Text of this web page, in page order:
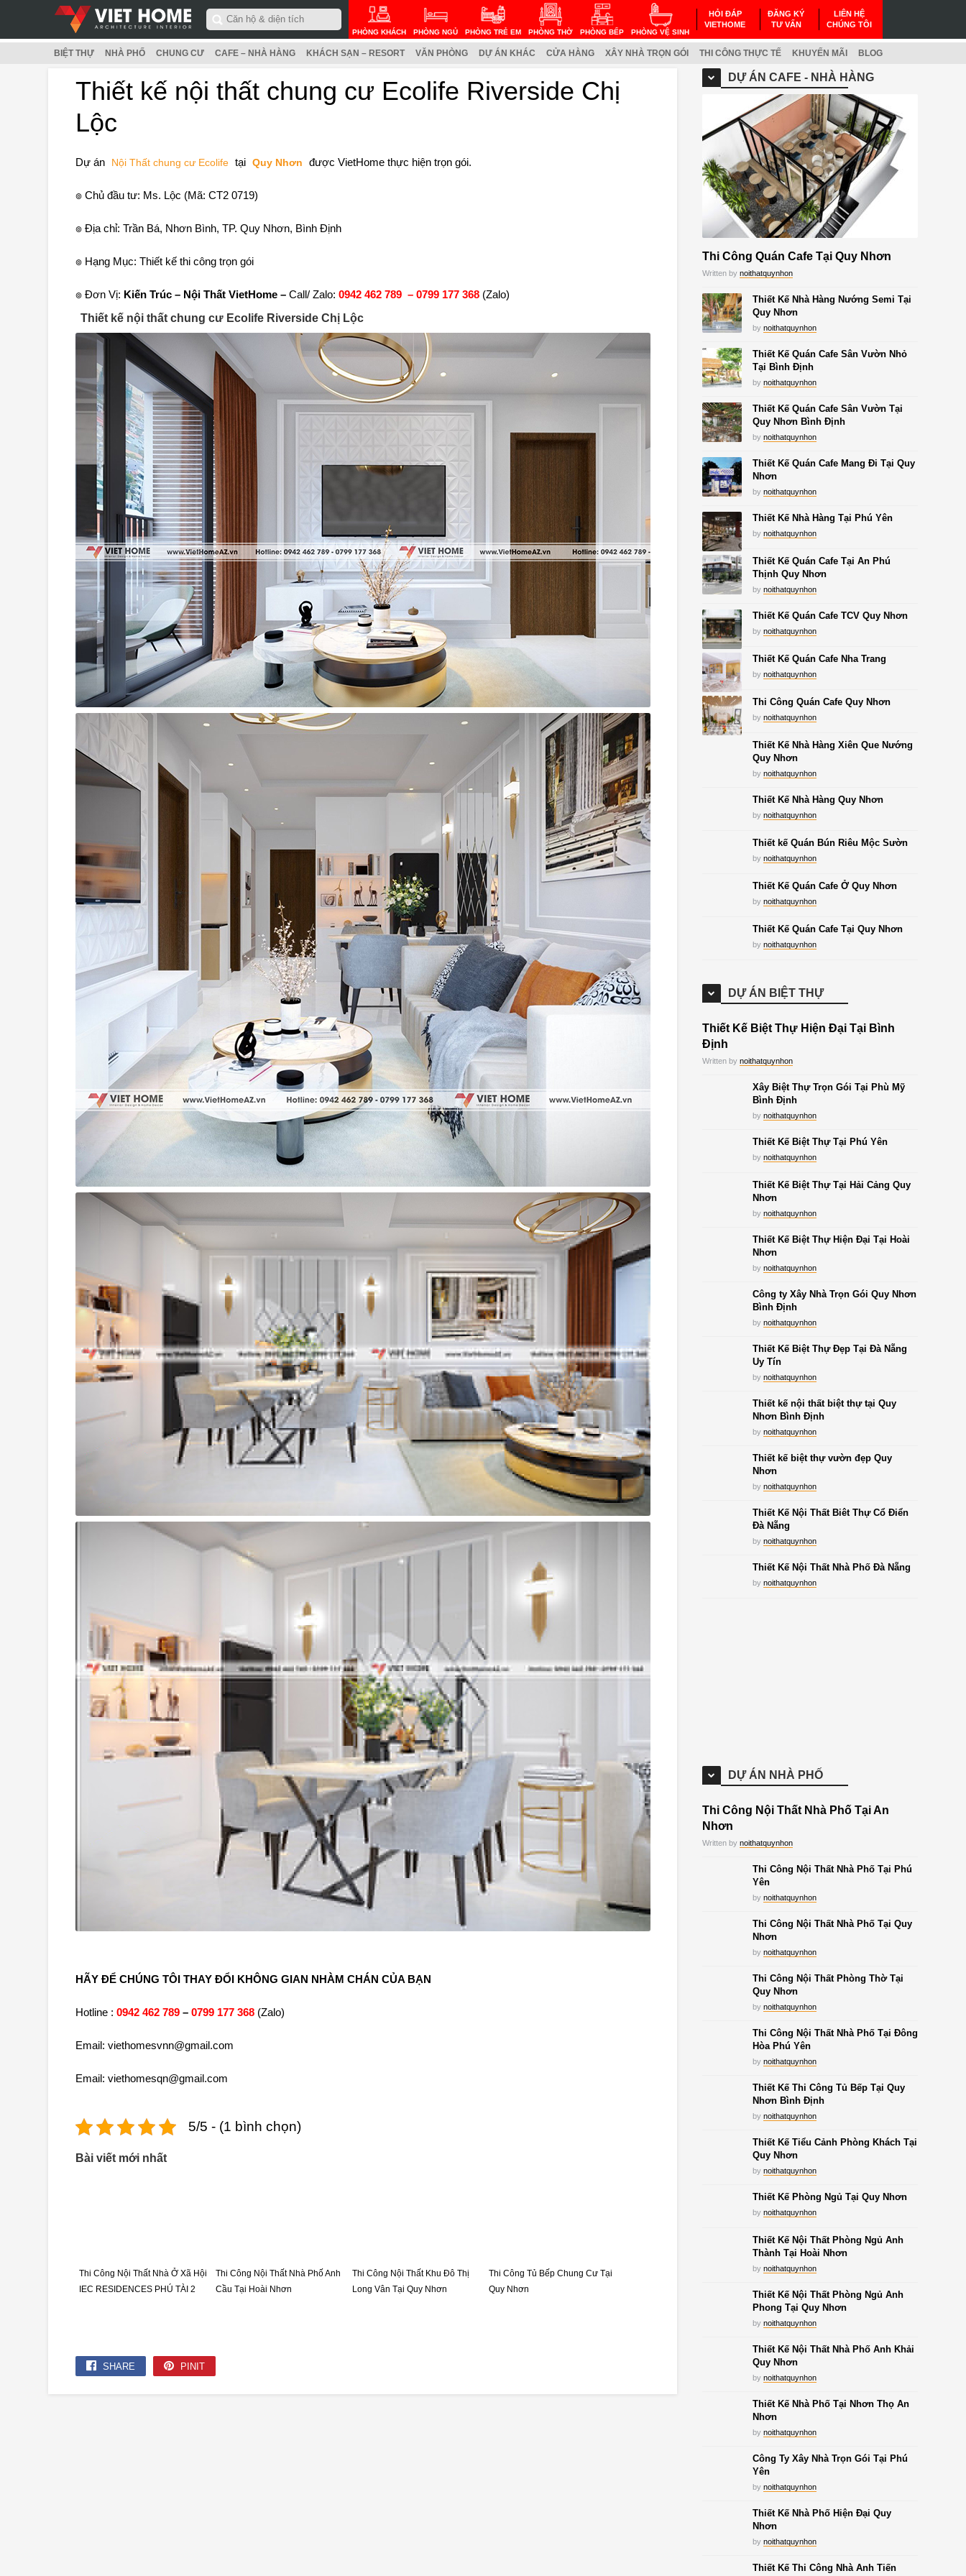
PHÒNG KHÁCH PHÒNG NGỦ PHÒNG TRẺ EM PHÒNG THỜ PHÒNG BẾP PHÒNG VỆ SINH
HỎI ĐÁP
VIETHOME
ĐĂNG KÝ
TƯ VẤN
LIÊN HỆ
CHÚNG TÔI
BIỆT THỰ NHÀ PHỐ CHUNG CƯ CAFE – NHÀ HÀNG KHÁCH SẠN – RESORT VĂN PHÒNG DỰ ÁN KHÁC CỬA HÀNG XÂY NHÀ TRỌN GÓI THI CÔNG THỰC TẾ KHUYẾN MÃI BLOG
Thiết kế nội thất chung cư Ecolife Riverside Chị
Lộc
Dự án Nội Thất chung cư Ecolife tại Quy Nhơn được VietHome thực hiện trọn gói.
๏ Chủ đầu tư: Ms. Lộc (Mã: CT2 0719)
๏ Địa chỉ: Trần Bá, Nhơn Bình, TP. Quy Nhơn, Bình Định
๏ Hạng Mục: Thiết kế thi công trọn gói
๏ Đơn Vị: Kiến Trúc – Nội Thất VietHome– Call/ Zalo: 0942 462 789 – 0799 177 368(Zalo)
Thiết kế nội thất chung cư Ecolife Riverside Chị Lộc
HÃY ĐỂ CHÚNG TÔI THAY ĐỔI KHÔNG GIAN NHÀM CHÁN CỦA BẠN
Hotline : 0942 462 789– 0799 177 368 (Zalo)
Email: viethomesvnn@gmail.com
Email: viethomesqn@gmail.com
5/5 - (1 bình chọn)
Bài viết mới nhất
Thi Công Nội Thất Nhà Ở Xã Hội
IEC RESIDENCES PHÚ TÀI 2
Thi Công Nội Thất Nhà Phố Anh
Cầu Tại Hoài Nhơn
Thi Công Nội Thất Khu Đô Thị
Long Vân Tại Quy Nhơn
Thi Công Tủ Bếp Chung Cư Tại
Quy Nhơn
SHARE PINIT
DỰ ÁN CAFE - NHÀ HÀNG
Thi Công Quán Cafe Tại Quy Nhơn
Written by noithatquynhon
Thiết Kế Nhà Hàng Nướng Semi Tại
Quy Nhơn
by noithatquynhon
Thiết Kế Quán Cafe Sân Vườn Nhỏ
Tại Bình Định
by noithatquynhon
Thiết Kế Quán Cafe Sân Vườn Tại
Quy Nhơn Bình Định
by noithatquynhon
Thiết Kế Quán Cafe Mang Đi Tại Quy
Nhơn
by noithatquynhon
Thiết Kế Nhà Hàng Tại Phú Yên
by noithatquynhon
Thiết Kế Quán Cafe Tại An Phú
Thịnh Quy Nhơn
by noithatquynhon
Thiết Kế Quán Cafe TCV Quy Nhơn
by noithatquynhon
Thiết Kế Quán Cafe Nha Trang
by noithatquynhon
Thi Công Quán Cafe Quy Nhơn
by noithatquynhon
Thiết Kế Nhà Hàng Xiên Que Nướng
Quy Nhơn
by noithatquynhon
Thiết Kế Nhà Hàng Quy Nhơn
by noithatquynhon
Thiết kế Quán Bún Riêu Mộc Sườn
by noithatquynhon
Thiết Kế Quán Cafe Ở Quy Nhơn
by noithatquynhon
Thiết Kế Quán Cafe Tại Quy Nhơn
by noithatquynhon
DỰ ÁN BIỆT THỰ
Thiết Kế Biệt Thự Hiện Đại Tại Bình
Định
Written by noithatquynhon
Xây Biệt Thự Trọn Gói Tại Phù Mỹ
Bình Định
by noithatquynhon
Thiết Kế Biệt Thự Tại Phú Yên
by noithatquynhon
Thiết Kế Biệt Thự Tại Hải Cảng Quy
Nhơn
by noithatquynhon
Thiết Kế Biệt Thự Hiện Đại Tại Hoài
Nhơn
by noithatquynhon
Công ty Xây Nhà Trọn Gói Quy Nhơn
Bình Định
by noithatquynhon
Thiết Kế Biệt Thự Đẹp Tại Đà Nẵng
Uy Tín
by noithatquynhon
Thiết kế nội thất biệt thự tại Quy
Nhơn Bình Định
by noithatquynhon
Thiết kế biệt thự vườn đẹp Quy
Nhơn
by noithatquynhon
Thiết Kế Nội Thất Biêt Thự Cổ Điển
Đà Nẵng
by noithatquynhon
Thiết Kế Nội Thất Nhà Phố Đà Nẵng
by noithatquynhon
DỰ ÁN NHÀ PHỐ
Thi Công Nội Thất Nhà Phố Tại An
Nhơn
Written by noithatquynhon
Thi Công Nội Thất Nhà Phố Tại Phú
Yên
by noithatquynhon
Thi Công Nội Thất Nhà Phố Tại Quy
Nhơn
by noithatquynhon
Thi Công Nội Thất Phòng Thờ Tại
Quy Nhơn
by noithatquynhon
Thi Công Nội Thất Nhà Phố Tại Đông
Hòa Phú Yên
by noithatquynhon
Thiết Kế Thi Công Tủ Bếp Tại Quy
Nhơn Bình Định
by noithatquynhon
Thiết Kế Tiểu Cảnh Phòng Khách Tại
Quy Nhơn
by noithatquynhon
Thiết Kế Phòng Ngủ Tại Quy Nhơn
by noithatquynhon
Thiết Kế Nội Thất Phòng Ngủ Anh
Thành Tại Hoài Nhơn
by noithatquynhon
Thiết Kế Nội Thất Phòng Ngủ Anh
Phong Tại Quy Nhơn
by noithatquynhon
Thiết Kế Nội Thất Nhà Phố Anh Khải
Quy Nhơn
by noithatquynhon
Thiết Kế Nhà Phố Tại Nhơn Thọ An
Nhơn
by noithatquynhon
Công Ty Xây Nhà Trọn Gói Tại Phú
Yên
by noithatquynhon
Thiết Kế Nhà Phố Hiện Đại Quy
Nhơn
by noithatquynhon
Thiết Kế Thi Công Nhà Anh Tiến